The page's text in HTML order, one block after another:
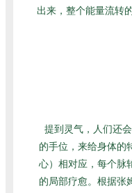
出来，整个能量流转
提到灵气，人们还
的手位，来给身体的
心）相对应，每个脉
的局部疗愈。根据张